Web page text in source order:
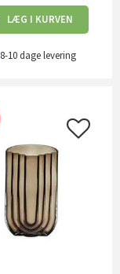
LÆG I KURVEN
8-10 dagelevering